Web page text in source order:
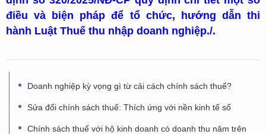
điều và biện pháp để tổ chức, hướng dẫn thi
hành Luật Thuế thu nhập doanh nghiệp./.
Doanh nghiệp kỳ vọng gì từ cải cách chính sách thuế?
Sửa đổi chính sách thuế: Thích ứng với nền kinh tế số
Chính sách thuế với hộ kinh doanh có doanh thu năm trên